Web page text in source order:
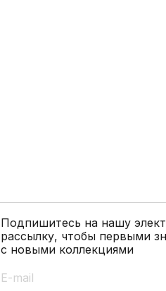
Подпишитесь на нашу
рассылку, чтобы первыми
с новыми коллекциями